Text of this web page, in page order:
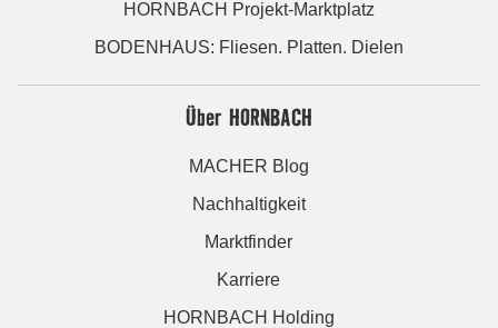
HORNBACH Projekt-Marktplatz
BODENHAUS: Fliesen. Platten. Dielen
Über HORNBACH
MACHER Blog
Nachhaltigkeit
Marktfinder
Karriere
HORNBACH Holding